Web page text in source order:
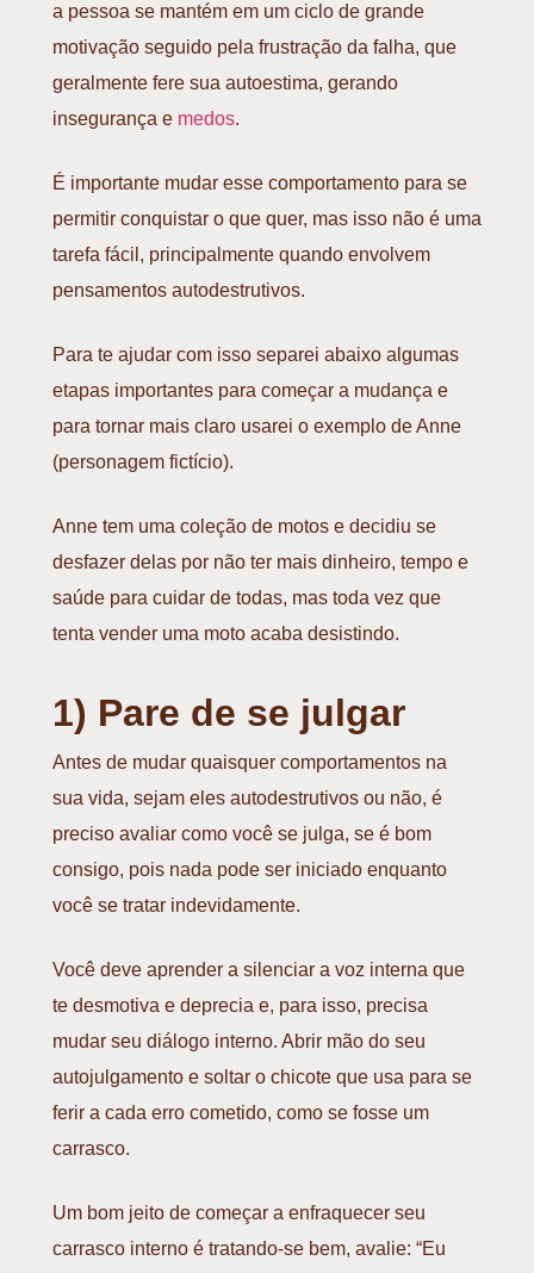
a pessoa se mantém em um ciclo de grande
motivação seguido pela frustração da falha, que
geralmente fere sua autoestima, gerando
insegurança e medos.
É importante mudar esse comportamento para se
permitir conquistar o que quer, mas isso não é uma
tarefa fácil, principalmente quando envolvem
pensamentos autodestrutivos.
Para te ajudar com isso separei abaixo algumas
etapas importantes para começar a mudança e
para tornar mais claro usarei o exemplo de Anne
(personagem fictício).
Anne tem uma coleção de motos e decidiu se
desfazer delas por não ter mais dinheiro, tempo e
saúde para cuidar de todas, mas toda vez que
tenta vender uma moto acaba desistindo.
1) Pare de se julgar
Antes de mudar quaisquer comportamentos na
sua vida, sejam eles autodestrutivos ou não, é
preciso avaliar como você se julga, se é bom
consigo, pois nada pode ser iniciado enquanto
você se tratar indevidamente.
Você deve aprender a silenciar a voz interna que
te desmotiva e deprecia e, para isso, precisa
mudar seu diálogo interno. Abrir mão do seu
autojulgamento e soltar o chicote que usa para se
ferir a cada erro cometido, como se fosse um
carrasco.
Um bom jeito de começar a enfraquecer seu
carrasco interno é tratando-se bem, avalie: “Eu